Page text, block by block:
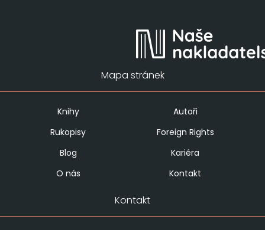
Mapa stránek
Knihy
Autoři
Rukopisy
Foreign Rights
Blog
Kariéra
O nás
Kontakt
Kontakt